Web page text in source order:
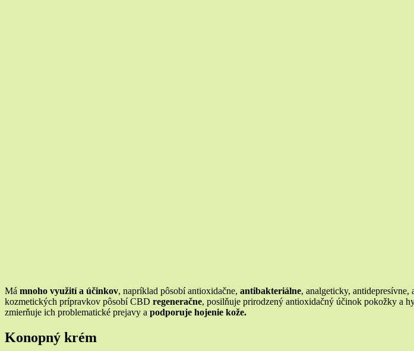
Má mnoho využití a účinkov, napríklad pôsobí antioxidačne, antibakteriálne, analgeticky,
kozmetických prípravkov pôsobí CBD regeneračne, posilňuje prirodzený antioxidačný účinok pokožky a
zmierňuje ich problematické prejavy a podporuje hojenie kože.
Konopný krém